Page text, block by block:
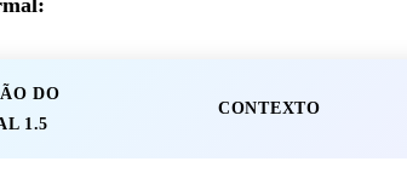
DO
1.5
CONTEXTO